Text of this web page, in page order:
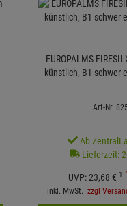
EUROPALMS
künstlich, B1 schwer
Art-Nr.
Ab
Lieferzeit:
UVP:23,68 € 1
inkl. MwSt. zzgl